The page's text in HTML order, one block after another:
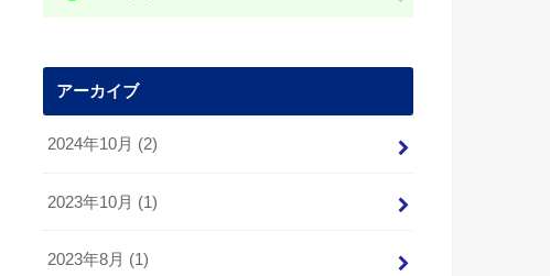
アーカイブ
2024年10月 (2)
2023年10月 (1)
2023年8月 (1)